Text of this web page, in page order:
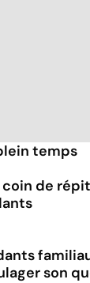
temps
coin de
son